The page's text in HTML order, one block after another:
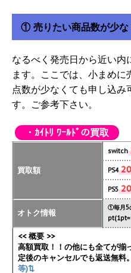
① 売りたい商品数が少な
なるべく発売日から近い
ます。ここでは、小まめ
点数が少なくても申し込み
す。ご参考下さい。
・ｶｲﾄﾘ ﾜｰﾙﾄﾞの買取
買取額
switch
PS4
PS5
オトク情報
①毎月5
<< 概要 >>
高額買取！！の他にも全てが揃
定後のキャンセルでも返送無料
等)⇅